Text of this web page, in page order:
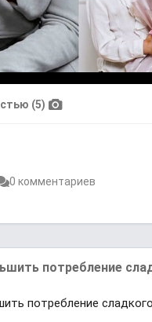
(5)
0 комментариев
потребление
потребление